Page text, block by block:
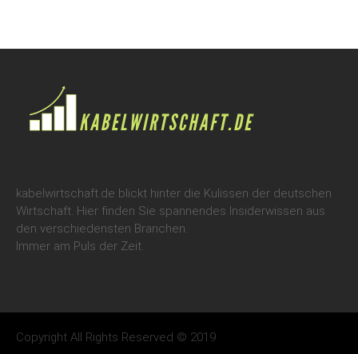
kabelwirtschaft.de blickt hinter die Kulissen der deutschen
Wirtschaft. Hier finden Sie spannendes Insiderwissen aus
den verschiedensten Branchen.
Immer am Puls der Zeit.
Copyright All Rights Reserved © 2019